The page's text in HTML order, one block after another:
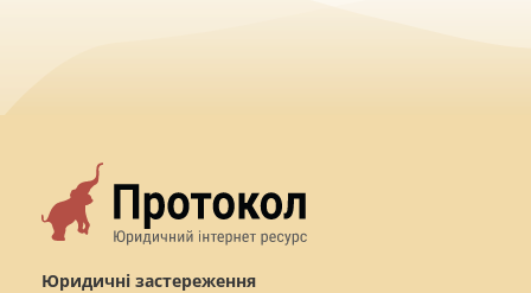
Юридичні застереження